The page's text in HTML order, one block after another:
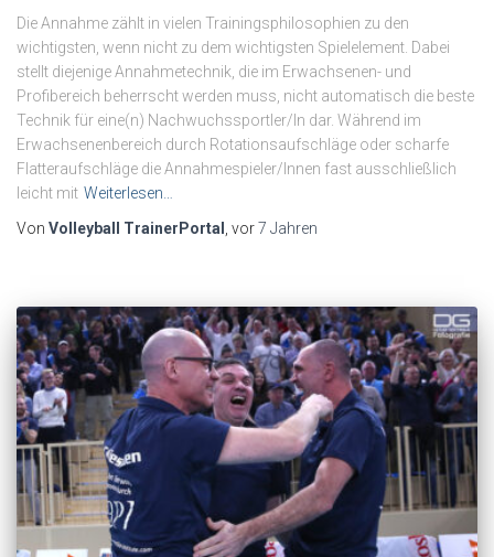
Die Annahme zählt in vielen Trainingsphilosophien zu den
wichtigsten, wenn nicht zu dem wichtigsten Spielelement. Dabei
stellt diejenige Annahmetechnik, die im Erwachsenen- und
Profibereich beherrscht werden muss, nicht automatisch die beste
Technik für eine(n) Nachwuchssportler/In dar. Während im
Erwachsenenbereich durch Rotationsaufschläge oder scharfe
Flatteraufschläge die Annahmespieler/Innen fast ausschließlich
leicht mit Weiterlesen…
Von Volleyball TrainerPortal , vor7 Jahren